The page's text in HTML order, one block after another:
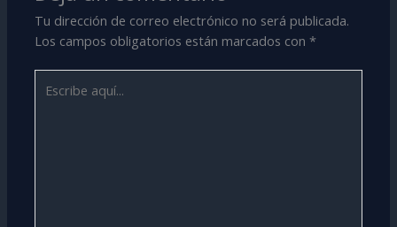
Tu dirección de correo electrónico no será publicada.
Los campos obligatorios están marcados con*
aquí...